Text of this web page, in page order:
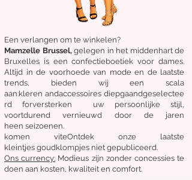
Een verlangen om te winkelen?
Mamzelle Brussel, gelegen in het middenhartde
Bruxelles is een confectieboetiek voor dames.
Altijd in de voorhoede van mode en de laatste
trends, bieden wij een scala
aan:kleren andaccessoires diepgaandgeselectee
rd forversterken uw persoonlijke stijl,
voortdurend vernieuwd door de jaren
heen seizoenen.
komen viteOntdek onze laatste
kleintjes goudklompjes niet gepubliceerd.
Ons currency: Modieus zijn zonder concessies te
doen aan kosten, kwaliteit en comfort.